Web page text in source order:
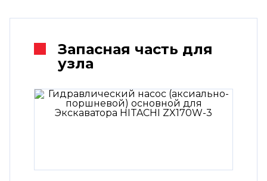
Запасная часть для
узла